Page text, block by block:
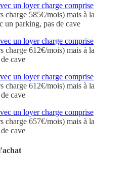
un loyer charge comprise
charge 585€/mois) mais à la
un parking, pas de cave
un loyer charge comprise
charge 612€/mois) mais à la
cave
un loyer charge comprise
charge 612€/mois) mais à la
cave
un loyer charge comprise
charge 657€/mois) mais à la
cave